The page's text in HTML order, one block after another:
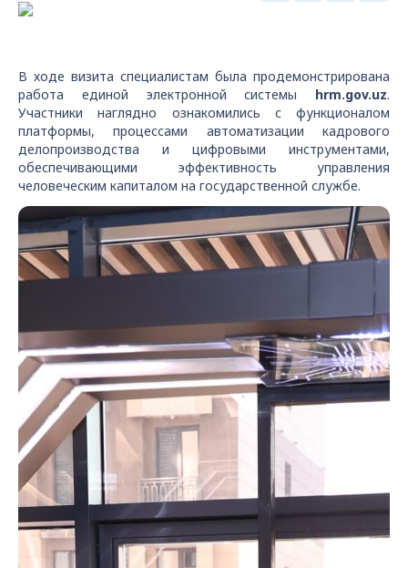
В ходе визита специалистам была продемонстрирована
работа единой электронной системы hrm.gov.uz.
Участники наглядно ознакомились с функционалом
платформы, процессами автоматизации кадрового
делопроизводства и цифровыми инструментами,
обеспечивающими эффективность управления
человеческим капиталом на государственной службе.